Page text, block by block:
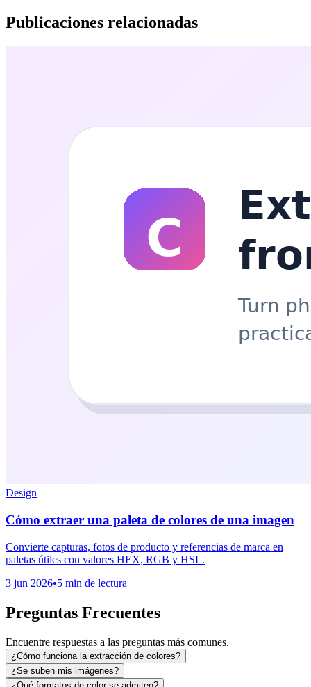
Publicaciones relacionadas
Design
Cómo extraer una paleta de colores de una imagen
Convierte capturas, fotos de producto y referencias de marca en
paletas útiles con valores HEX, RGB y HSL.
3 jun 2026•5 min de lectura
Preguntas Frecuentes
Encuentre respuestas a las preguntas más comunes.
¿Cómo funciona la extracción de colores?
¿Se suben mis imágenes?